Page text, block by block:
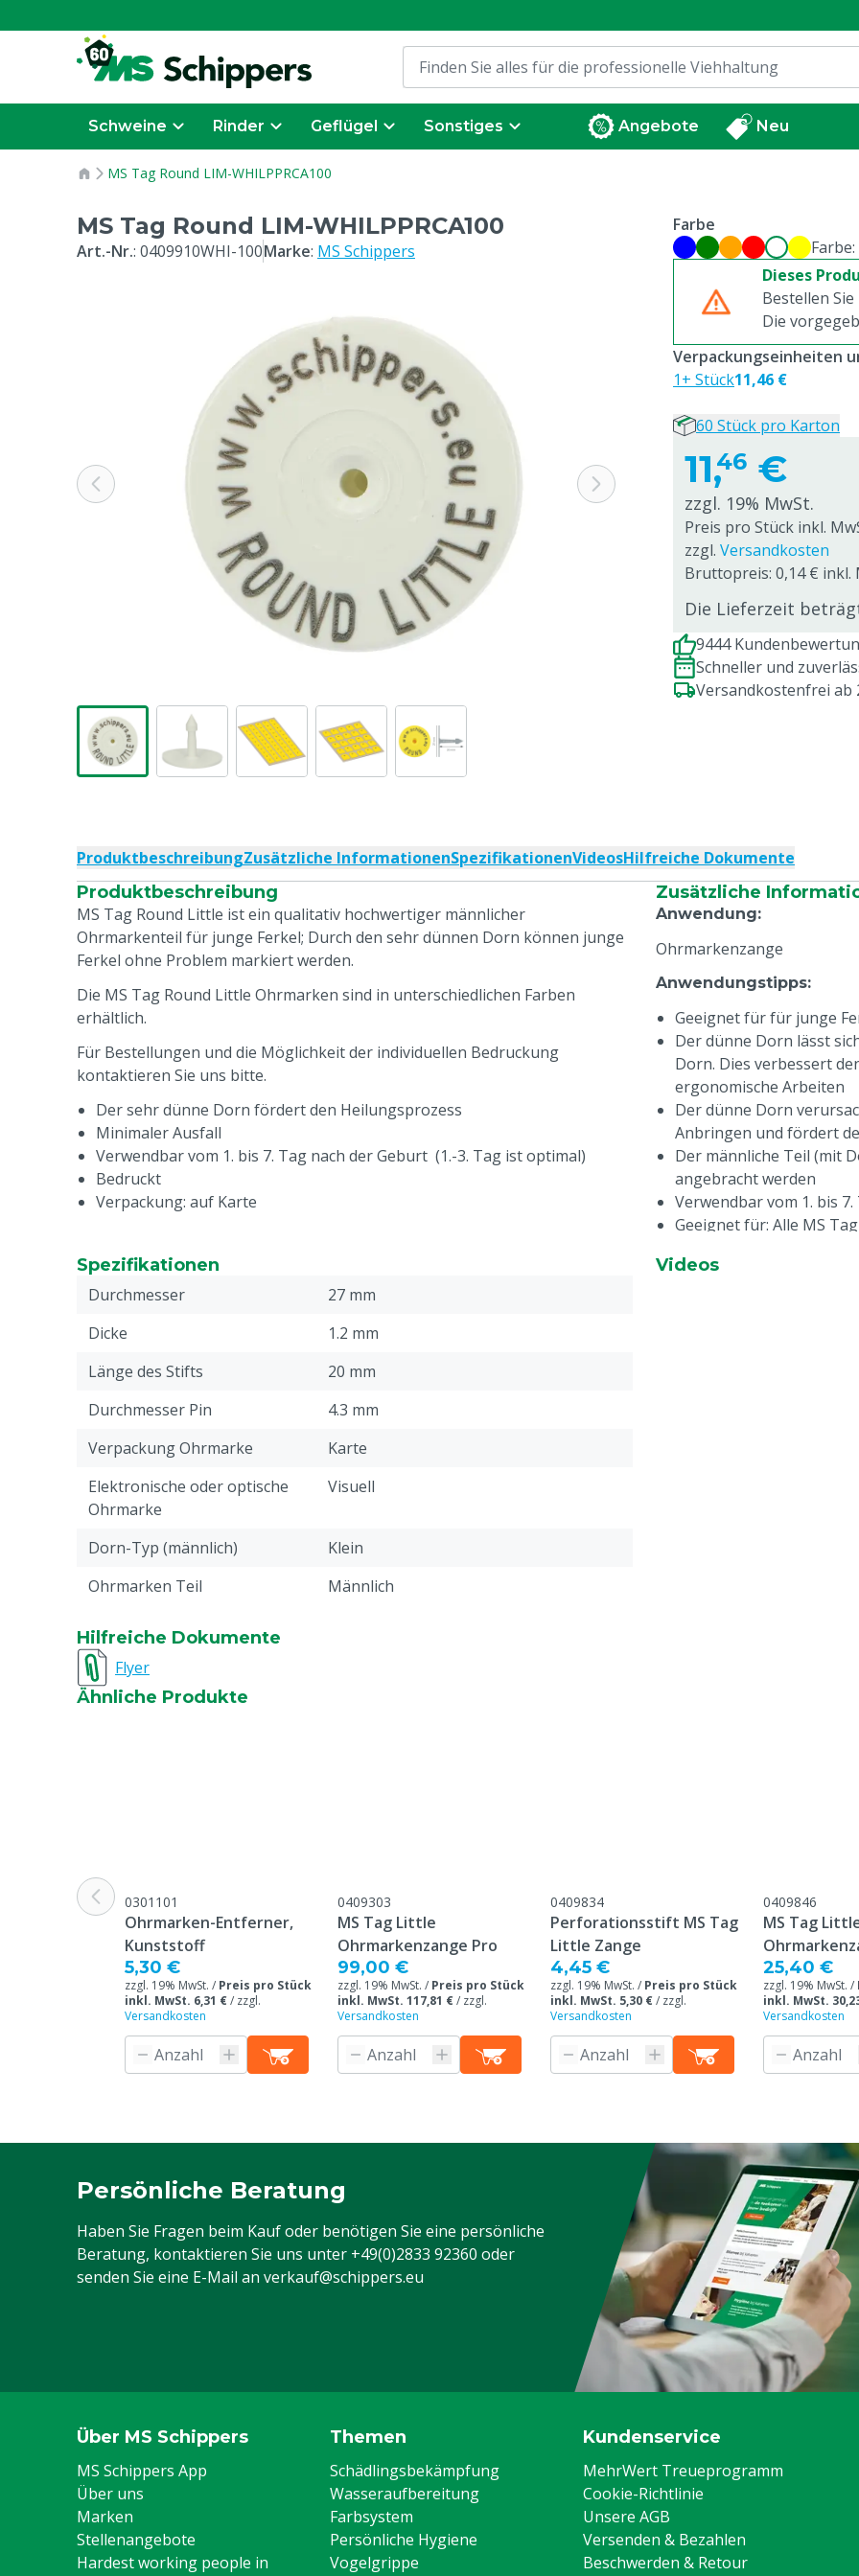
Schweine Rinder Geflügel Sonstiges Angebote Neu
MS Tag Round LIM-WHILPPRCA100
MS Tag Round LIM-WHILPPRCA100
Art.-Nr.: 0409910WHI-100Marke: MS Schippers
Farbe
Farbe:
Dieses
Bestellen
Die
11,46 €
zzgl. 19% MwSt.
Preis pro Stück inkl.
zzgl. Versandkosten
Bruttopreis: 0,14 € inkl.
Die Lieferzeit
Verpackungseinheiten
1+ Stück11,46 €
60 Stück pro Karton
9444
Schneller und
Versandkostenfrei ab
ProduktbeschreibungZusätzliche InformationenSpezifikationenVideosHilfreiche Dokumente
Produktbeschreibung
MS Tag Round Little ist ein qualitativ hochwertiger männlicher
Ohrmarkenteil für junge Ferkel; Durch den sehr dünnen Dorn können junge
Ferkel ohne Problem markiert werden.
Die MS Tag Round Little Ohrmarken sind in unterschiedlichen Farben
erhältlich.
Für Bestellungen und die Möglichkeit der individuellen Bedruckung
kontaktieren Sie uns bitte.
Der sehr dünne Dorn fördert den Heilungsprozess
Minimaler Ausfall
Verwendbar vom 1. bis 7. Tag nach der Geburt (1.-3. Tag ist optimal)
Bedruckt
Verpackung: auf Karte
Zusätzliche
Anwendung:
Ohrmarkenzange
Anwendungstipps:
Geeignet für für junge
Der dünne Dorn lässt
Dorn. Dies verbessert
ergonomische Arbeiten
Der dünne Dorn
Anbringen und fördert
Der männliche Teil (mit
angebracht werden
Verwendbar vom 1. bis
Geeignet für: Alle MS
Spezifikationen
Durchmesser
27 mm
Dicke
1.2 mm
Länge des Stifts
20 mm
Durchmesser Pin
4.3 mm
Verpackung Ohrmarke
Karte
Elektronische oder optische
Ohrmarke
Visuell
Dorn-Typ (männlich)
Klein
Ohrmarken Teil
Männlich
Drucken
Pin-Typ Verbindung
Webseite aufgeführt sind.
Grund nicht rückgabefähig
Dieses Produkt wurde speziell für Sie
bestellt und kann nach der Bestellung
nicht storniert oder retourniert werden.
Farbe
Weiß
Videos
Hilfreiche Dokumente
Flyer
Ähnliche Produkte
0301101
Ohrmarken-Entferner,
Kunststoff
5,30 €
zzgl. 19% MwSt. / Preis pro Stück
inkl. MwSt. 6,31 €/ zzgl.
Versandkosten
0409303
MS Tag Little
Ohrmarkenzange Pro
99,00 €
zzgl. 19% MwSt. / Preis pro Stück
inkl. MwSt. 117,81 €/ zzgl.
Versandkosten
0409834
Perforationsstift MS Tag
Little Zange
4,45 €
zzgl. 19% MwSt. / Preis pro Stück
inkl. MwSt. 5,30 €/ zzgl.
Versandkosten
0409846
MS Tag
25,40 €
zzgl. 19% MwSt. /
inkl. MwSt.
Versandkosten
Persönliche Beratung
Haben Sie Fragen beim Kauf oder benötigen Sie eine persönliche
Beratung, kontaktieren Sie uns unter +49(0)2833 92360 oder
senden Sie eine E-Mail an verkauf@schippers.eu
Über MS Schippers
MS Schippers App
Über uns
Marken
Stellenangebote
Hardest working people in
Themen
Schädlingsbekämpfung
Wasseraufbereitung
Farbsystem
Persönliche Hygiene
Vogelgrippe
Kundenservice
MehrWert Treueprogramm
Cookie-Richtlinie
Unsere AGB
Versenden & Bezahlen
Beschwerden & Retour